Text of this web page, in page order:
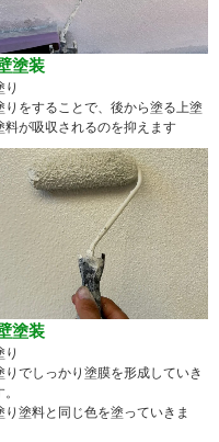
塗装
り
りをすることで、後から塗る上塗
料が吸収されるのを抑えます
塗装
り
りでしっかり塗膜を形成していき
り塗料と同じ色を塗っていきま